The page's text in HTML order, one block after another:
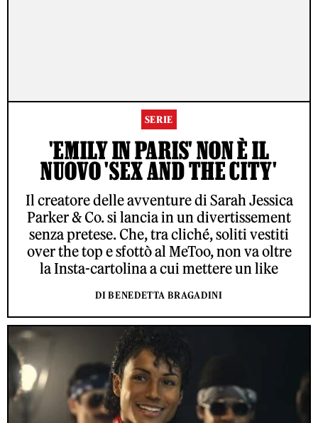
SERIE
'EMILY IN PARIS' NON È IL
NUOVO 'SEX AND THE CITY'
Il creatore delle avventure di Sarah Jessica
Parker & Co. si lancia in un divertissement
senza pretese. Che, tra cliché, soliti vestiti
over the top e sfottò al MeToo, non va oltre
la Insta-cartolina a cui mettere un like
DI BENEDETTA BRAGADINI